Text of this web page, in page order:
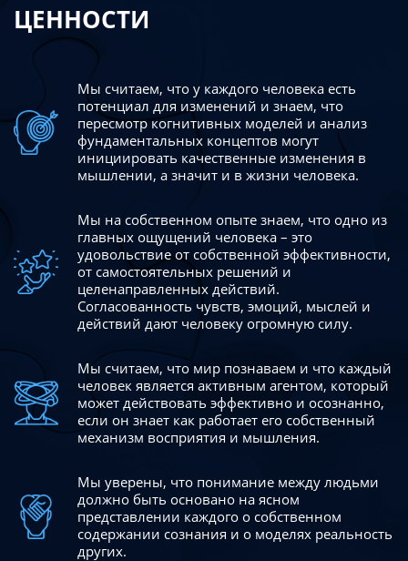
ЦЕННОСТИ
Мы считаем, что у каждого человека есть
потенциал для изменений и знаем, что
пересмотр когнитивных моделей и анализ
фундаментальных концептов могут
инициировать качественные изменения в
мышлении, а значит и в жизни человека.
Мы на собственном опыте знаем, что одно из
главных ощущений человека – это
удовольствие от собственной эффективности,
от самостоятельных решений и
целенаправленных действий.
Согласованность чувств, эмоций, мыслей и
действий дают человеку огромную силу.
Мы считаем, что мир познаваем и что каждый
человек является активным агентом, который
может действовать эффективно и осознанно,
если он знает как работает его собственный
механизм восприятия и мышления.
Мы уверены, что понимание между людьми
должно быть основано на ясном
представлении каждого о собственном
содержании сознания и о моделях реальность
других.